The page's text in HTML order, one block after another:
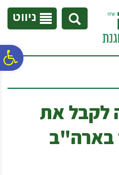
נגישות
אתר
ניווט
לקבל את
בארה"ב